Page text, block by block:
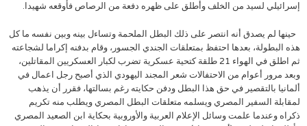
إسرائيلي لسيد من الخلف وأطلق على ظهره دفعة من الرصاص فأوقعه شهيدا.
حينها لم يصدق أنه انتصر على ذلك البطل الملحمة وتساءل بينه وبين نفسه ما كل
هذه البطولة، بعدها احتفظ بمتعلقات الجندي الجسور، وقام بدفنه إكراما لشجاعته
ثم اطلق في الهواء 21 طلقة كتحية عسكرية تضرب لكبار العسكريين المقاتلين،
وبعد مرور أعوام من الاحتفالات شعر المجند اليهودي الذي أصبح رجل اعمال في
ألمانيا بالتقصير في حق هذا البطل ودفن حكايته رغم بسالتها، فقرر أن يذهب
لمقابلة السفير المصري ويسلمه متعلقات البطل المصري ويطلب منه تكريم
ذكراه وعندما علمت وسائل الإعلام العربية والأوروبية بحكاية ابن الصعيد المصري